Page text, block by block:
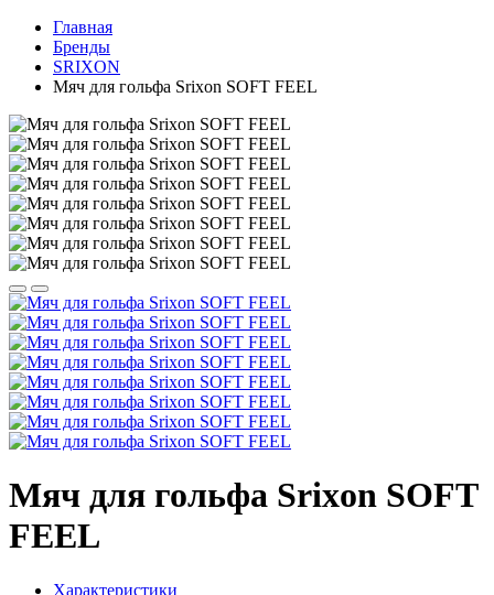
Главная
Бренды
SRIXON
Мяч для гольфа Srixon SOFT FEEL
Мяч для гольфа Srixon SOFT
FEEL
Характеристики